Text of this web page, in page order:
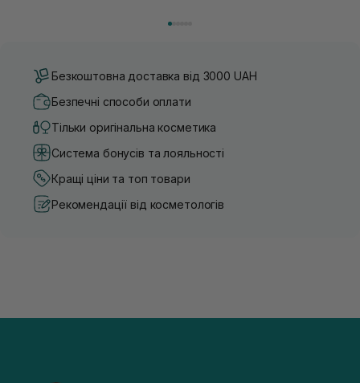
Безкоштовна доставка від 3000 UAH
Безпечні способи оплати
Тільки оригінальна косметика
Система бонусів та лояльності
Кращі ціни та топ товари
Рекомендації від косметологів